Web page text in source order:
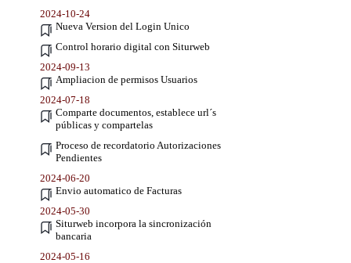
2024-10-24
Nueva Version del Login Unico
Control horario digital con Siturweb
2024-09-13
Ampliacion de permisos Usuarios
2024-07-18
Comparte documentos, establece url´s
públicas y compartelas
Proceso de recordatorio Autorizaciones
Pendientes
2024-06-20
Envio automatico de Facturas
2024-05-30
Siturweb incorpora la sincronización
bancaria
2024-05-16